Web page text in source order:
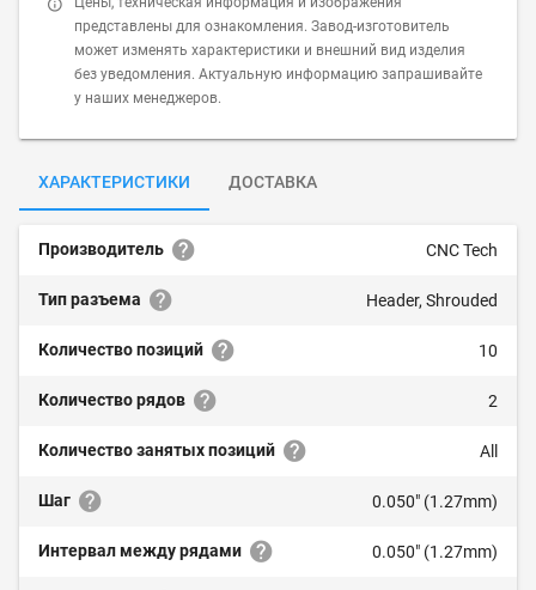
представлены для ознакомления. Завод-изготовитель
может изменять характеристики и внешний вид изделия
без уведомления. Актуальную информацию запрашивайте
у наших менеджеров.
ХАРАКТЕРИСТИКИ ДОСТАВКА
Производитель CNC Tech
Тип разъема Header, Shrouded
Количество позиций 10
Количество рядов 2
Количество занятых позиций All
Шаг 0.050" (1.27mm)
Интервал между рядами 0.050" (1.27mm)